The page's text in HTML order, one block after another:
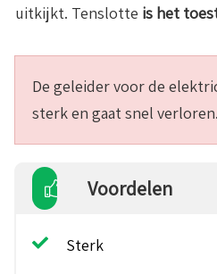
uitkijkt. Tenslotte is het
De geleider voor de
sterk en gaat snel verloren.
Voordelen
Sterk